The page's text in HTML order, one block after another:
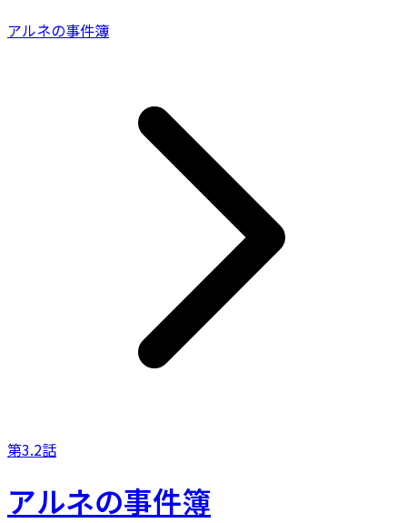
アルネの事件簿
第3.2話
アルネの事件簿